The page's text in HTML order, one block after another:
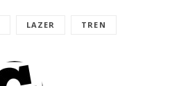
LAZER TREN